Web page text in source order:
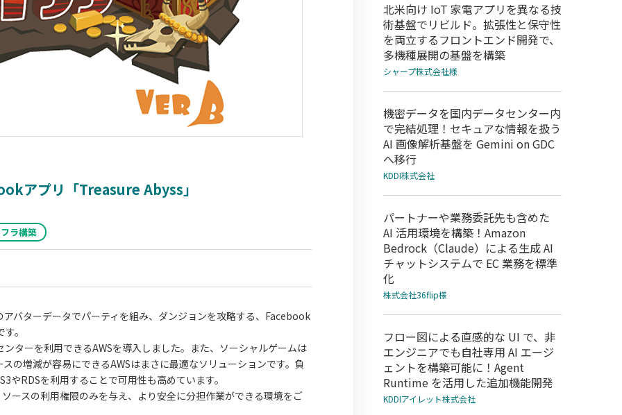
アプリ「Treasure Abyss」
ラ構築
バターデータでパーティを組み、ダンジョンを攻略する、Facebook
。
ターを利用できるAWSを導入しました。また、ソーシャルゲームは
の増減が容易にできるAWSはまさに最適なソリューションです。負
RDSを利用することで可用性も高めています。
ースの利用権限のみを与え、より安全に分担作業ができる環境をご
北米向け IoT 家電アプリを異なる技
術基盤でリビルド。拡張性と保守性
を両立するフロントエンド開発で、
多機種展開の基盤を構築
シャープ株式会社様
機密データを国内データセンター内
で完結処理！セキュアな情報を扱う
AI 画像解析基盤を Gemini on GDC
へ移行
KDDI株式会社
パートナーや業務委託先も含めた
AI 活用環境を構築！Amazon
Bedrock（Claude）による生成 AI
チャットシステムで EC 業務を標準
化
株式会社36flip様
フロー図による直感的な UI で、非
エンジニアでも自社専用 AI エージ
ェントを構築可能に！Agent
Runtime を活用した追加機能開発
KDDIアイレット株式会社